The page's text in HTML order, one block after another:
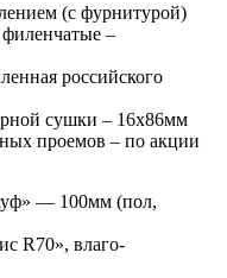
(с фурнитурой)
–
российского
сушки – 16х86мм
проемов – по акции
— 100мм (пол,
R70», влаго-